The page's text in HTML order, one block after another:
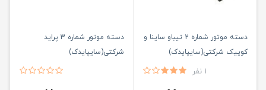
دسته موتور شماره 2 تیباو ساینا و
کوییک شرکتی(سایپایدک)
1 نفر
دسته موتور شماره 3 پراید
شرکتی(سایپایدک)